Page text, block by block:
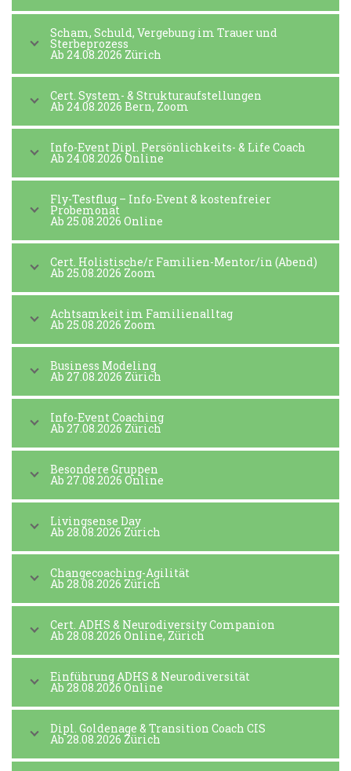
Scham, Schuld, Vergebung im Trauer und
Sterbeprozess
Ab 24.08.2026 Zürich
Cert. System- & Strukturaufstellungen
Ab 24.08.2026 Bern, Zoom
Info-Event Dipl. Persönlichkeits- & Life Coach
Ab 24.08.2026 Online
Fly-Testflug – Info-Event & kostenfreier
Probemonat
Ab 25.08.2026 Online
Cert. Holistische/r Familien-Mentor/in (Abend)
Ab 25.08.2026 Zoom
Achtsamkeit im Familienalltag
Ab 25.08.2026 Zoom
Business Modeling
Ab 27.08.2026 Zürich
Info-Event Coaching
Ab 27.08.2026 Zürich
Besondere Gruppen
Ab 27.08.2026 Online
Livingsense Day
Ab 28.08.2026 Zürich
Changecoaching-Agilität
Ab 28.08.2026 Zürich
Cert. ADHS & Neurodiversity Companion
Ab 28.08.2026 Online, Zürich
Einführung ADHS & Neurodiversität
Ab 28.08.2026 Online
Dipl. Goldenage & Transition Coach CIS
Ab 28.08.2026 Zürich